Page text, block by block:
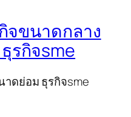
จขนาดกลาง
รกิจsme
ดย่อม ธุรกิจsme